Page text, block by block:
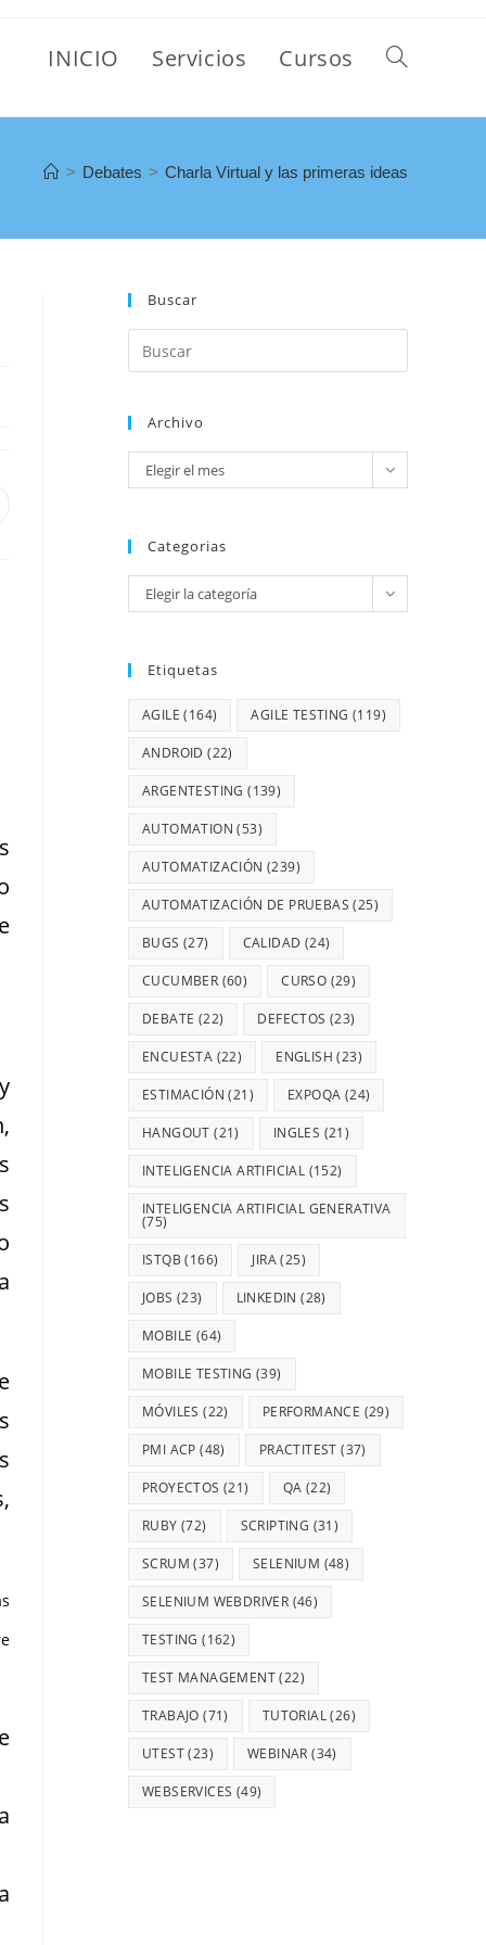
INICIO Servicios Cursos
> Debates > Charla Virtual y las primeras ideas
Buscar
Archivo
Elegir el mes
Categorias
Elegir la categoría
Etiquetas
AGILE (164) AGILE TESTING (119)
ANDROID (22)
ARGENTESTING (139)
AUTOMATION (53)
AUTOMATIZACIÓN (239)
AUTOMATIZACIÓN DE PRUEBAS (25)
BUGS (27) CALIDAD (24)
CUCUMBER (60) CURSO (29)
DEBATE (22) DEFECTOS (23)
ENCUESTA (22) ENGLISH (23)
ESTIMACIÓN (21) EXPOQA (24)
HANGOUT (21) INGLES (21)
INTELIGENCIA ARTIFICIAL (152)
INTELIGENCIA ARTIFICIAL GENERATIVA
(75)
ISTQB (166) JIRA(25)
JOBS (23) LINKEDIN (28)
MOBILE (64)
MOBILE TESTING (39)
MÓVILES (22) PERFORMANCE (29)
PMI ACP (48) PRACTITEST (37)
PROYECTOS (21) QA (22)
RUBY (72) SCRIPTING (31)
SCRUM (37) SELENIUM (48)
SELENIUM WEBDRIVER (46)
TESTING (162)
TEST MANAGEMENT(22)
TRABAJO (71) TUTORIAL(26)
UTEST(23) WEBINAR (34)
WEBSERVICES (49)